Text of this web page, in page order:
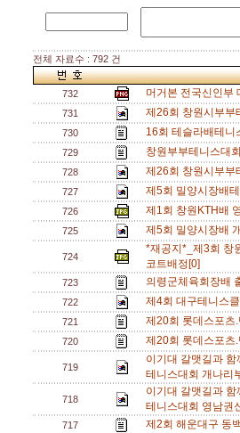
전체 자료수 : 792 건
732 머거본 전국신인
731 제26회 창원시부
730 16회 테슬라배테
729 창원부부테니스대
728 제26회 창원시부
727 제5회 밀양시장배
726 제1회 창원KTH배
725 제5회 밀양시장배
724
*재공지*_제3회 창
코트배정[0]
723 의령군체육회장배
722 제4회 대구테니스
721 제20회 롯데스포
720 제20회 롯데스포
719
이기대 갈맷길과
테니스대회 개나리
718
이기대 갈맷길과
테니스대회 영남
717 제2회 해운대구 동